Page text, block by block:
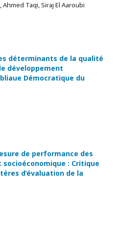
Ahmed Taqi, Siraj El Aaroubi
déterminants de la qualité
développement
Démocratique du
de performance des
: Critique
d’évaluation de la